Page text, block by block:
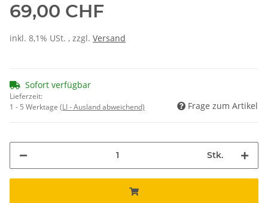
69,00 CHF
inkl. 8,1% USt. , zzgl. Versand
Sofort verfügbar
Lieferzeit:
1 - 5 Werktage (LI - Ausland abweichend) Frage zum Artikel
Stk.